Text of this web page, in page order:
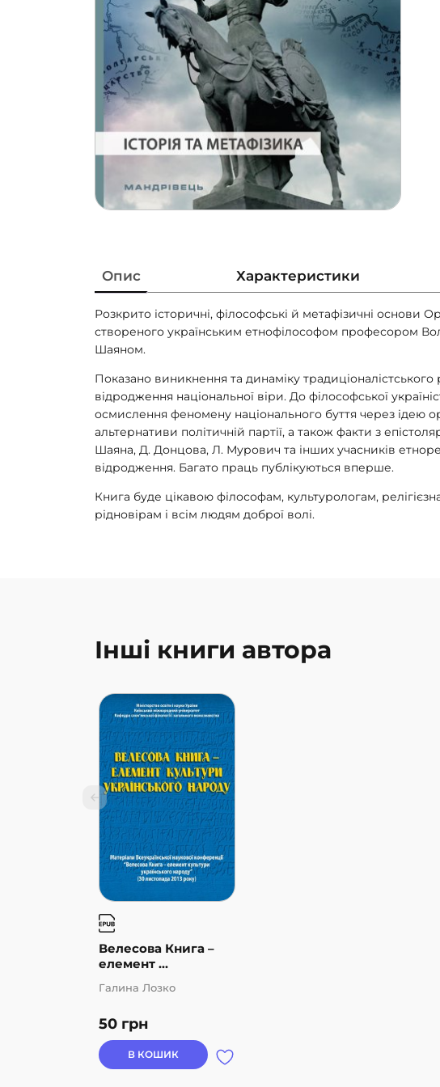
Опис Характеристики
Розкрито історичні, філософські й метафізичні основи
створеного українським етнофілософом професором
Шаяном.
Показано виникнення та динаміку традиціоналістського
відродження національної віри. До філософської
осмислення феномену національного буття через ідею
альтернативи політичній партії, а також факти з
Шаяна, Д. Донцова, Л. Мурович та інших учасників
відродження. Багато праць публікуються вперше.
Книга буде цікавою філософам, культурологам,
рідновірам і всім людям доб­рої волі.
Інші книги автора
Велесова Книга –
елемент ...
50 грн
Галина Лозко
В КОШИК